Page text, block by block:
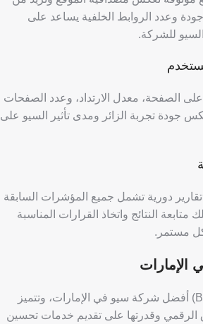
وعدد الروابط الخلفية يساعد على
للشركة.
الصفحة، معدل الارتداد، وعدد الصفحات
جودة تجربة الزائر ومدى تأثير السيو على
دورية تشمل جميع المؤشرات السابقة
متابعة النتائج واتخاذ القرارات المناسبة
مستمر.
تعد بولد براند (Bold Brand) أفضل شركة سيو في الإمارات، وتتميز
الرقمي وقدرتها على تقديم خدمات تحسين